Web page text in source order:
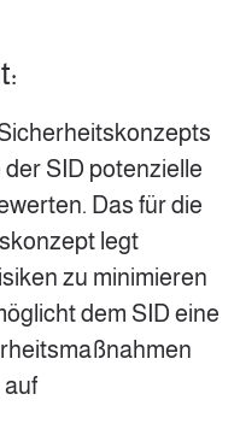
SID potenzielle
Das für die
legt
zu minimieren
dem SID eine
auf